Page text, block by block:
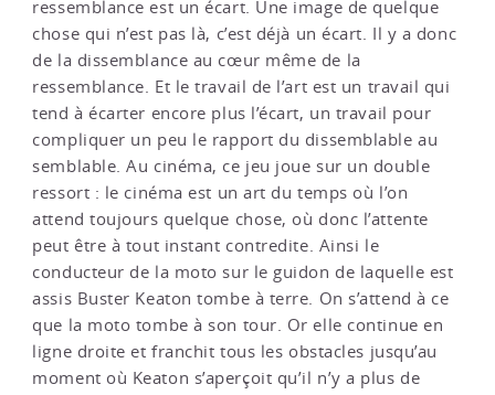
ressemblance est un écart. Une image de quelque
chose qui n’est pas là, c’est déjà un écart. Il y a donc
de la dissemblance au cœur même de la
ressemblance. Et le travail de l’art est un travail qui
tend à écarter encore plus l’écart, un travail pour
compliquer un peu le rapport du dissemblable au
semblable. Au cinéma, ce jeu joue sur un double
ressort : le cinéma est un art du temps où l’on
attend toujours quelque chose, où donc l’attente
peut être à tout instant contredite. Ainsi le
conducteur de la moto sur le guidon de laquelle est
assis Buster Keaton tombe à terre. On s’attend à ce
que la moto tombe à son tour. Or elle continue en
ligne droite et franchit tous les obstacles jusqu’au
moment où Keaton s’aperçoit qu’il n’y a plus de